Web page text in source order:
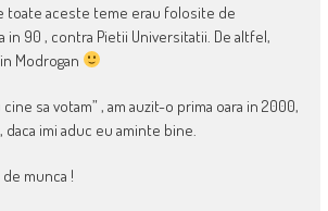
toate aceste teme erau folosite de
in 90 , contra Pietii Universitatii. De altfel,
Modrogan
sa votam” , am auzit-o prima oara in 2000,
daca imi aduc eu aminte bine.
munca !